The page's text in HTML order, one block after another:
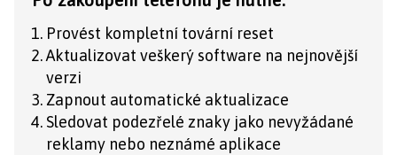
Provést kompletní tovární reset
Aktualizovat veškerý software na nejnovější
verzi
Zapnout automatické aktualizace
Sledovat podezřelé znaky jako nevyžádané
reklamy nebo neznámé aplikace